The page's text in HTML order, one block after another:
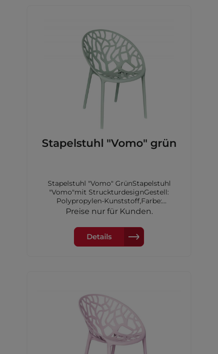
Stapelstuhl "Vomo" grün
Stapelstuhl "Vomo" GrünStapelstuhl
"Vomo"mit StruckturdesignGestell:
Polypropylen-Kunststoff,Farbe:
grünMaße: 60,5x58x79cm
Preise nur für Kunden.
Details